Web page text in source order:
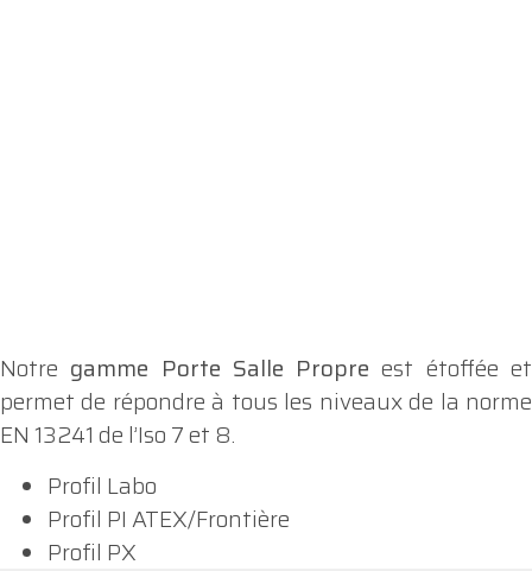
Notre gamme Porte Salle Propre est étoffée et
permet de répondre à tous les niveaux de la norme
EN 13241 de l’Iso 7 et 8.
Profil Labo
Profil PI ATEX/Frontière
Profil PX